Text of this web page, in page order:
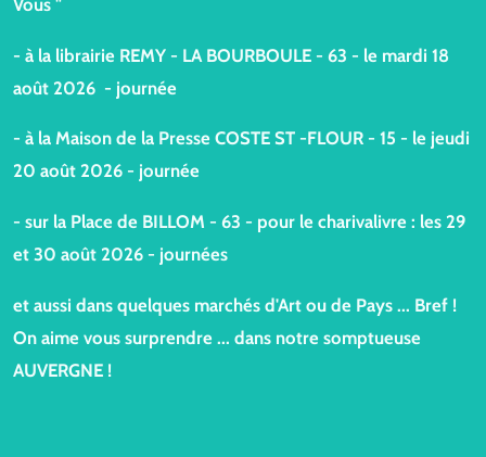
Vous "
- à la librairie REMY - LA BOURBOULE - 63 - le mardi 18
août 2026 - journée
- à la Maison de la Presse COSTE ST -FLOUR - 15 - le jeudi
20 août 2026 - journée
- sur la Place de BILLOM - 63 - pour le charivalivre : les 29
et 30 août 2026 - journées
et aussi dans quelques marchés d'Art ou de Pays ... Bref !
On aime vous surprendre ... dans notre somptueuse
AUVERGNE !